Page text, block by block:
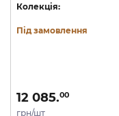
Колекція:
Під замовлення
12 085.00
грн/шт